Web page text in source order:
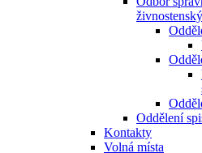
Oddělení
Kontakty
Volná místa